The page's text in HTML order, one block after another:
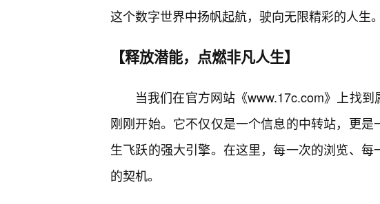
这个数字世界中扬帆起航，驶向无限精彩的人生。
【释放潜能，点燃非凡人生】
当我们在官方网站《www.17c.com》上找
刚刚开始。它不仅仅是一个信息的中转站，更
生飞跃的强大引擎。在这里，每一次的浏览、
的契机。